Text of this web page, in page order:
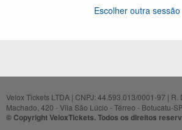
Escolher outra sessão
Velox Tickets LTDA | CNPJ: 44.593.013/0001-97 |
Machado, 420 - Vila São Lúcio - Térreo - Botucatu-
© Copyright VeloxTickets. Todos os direitos